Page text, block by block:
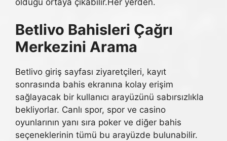
Betlivo Bahisleri Çağrı
Merkezini Arama
Betlivo giriş sayfası ziyaretçileri, kayıt
sonrasında bahis ekranına kolay erişim
sağlayacak bir kullanıcı arayüzünü sabırsızlıkla
bekliyorlar. Canlı spor, spor ve casino
oyunlarının yanı sıra poker ve diğer bahis
seçeneklerinin tümü bu arayüzde bulunabilir.